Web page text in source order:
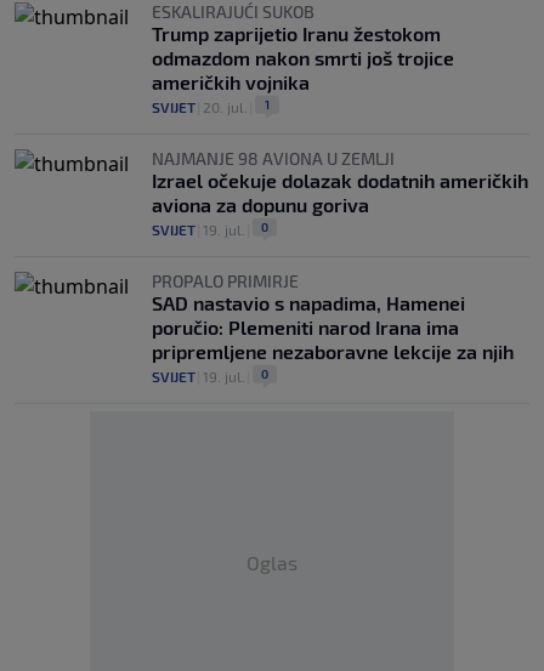
ESKALIRAJUĆI SUKOB
Trump zaprijetio Iranu žestokom
odmazdom nakon smrti još trojice
američkih vojnika
SVIJET 20. jul. 1
NAJMANJE 98 AVIONA U ZEMLJI
Izrael očekuje dolazak dodatnih američkih
aviona za dopunu goriva
SVIJET 19. jul. 0
PROPALO PRIMIRJE
SAD nastavio s napadima, Hamenei
poručio: Plemeniti narod Irana ima
pripremljene nezaboravne lekcije za njih
SVIJET 19. jul. 0
Oglas